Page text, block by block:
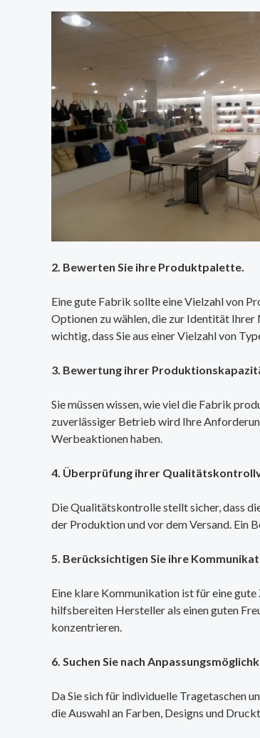
2. Bewerten Sie ihre Produktpalette.
Eine gute Fabrik sollte eine Vielzahl von
Optionen zu wählen, die zur Identität Ihrer
wichtig, dass Sie aus einer Vielzahl von
3. Bewertung ihrer
Sie müssen wissen, wie viel die Fabrik
zuverlässiger Betrieb wird Ihre
Werbeaktionen haben.
4. Überprüfung ihrer
Die Qualitätskontrolle stellt sicher, dass
der Produktion und vor dem Versand. Ein
5. Berücksichtigen Sie ihre
Eine klare Kommunikation ist für eine
hilfsbereiten Hersteller als einen guten
konzentrieren.
6. Suchen Sie nach
Da Sie sich für individuelle Tragetaschen
die Auswahl an Farben, Designs und